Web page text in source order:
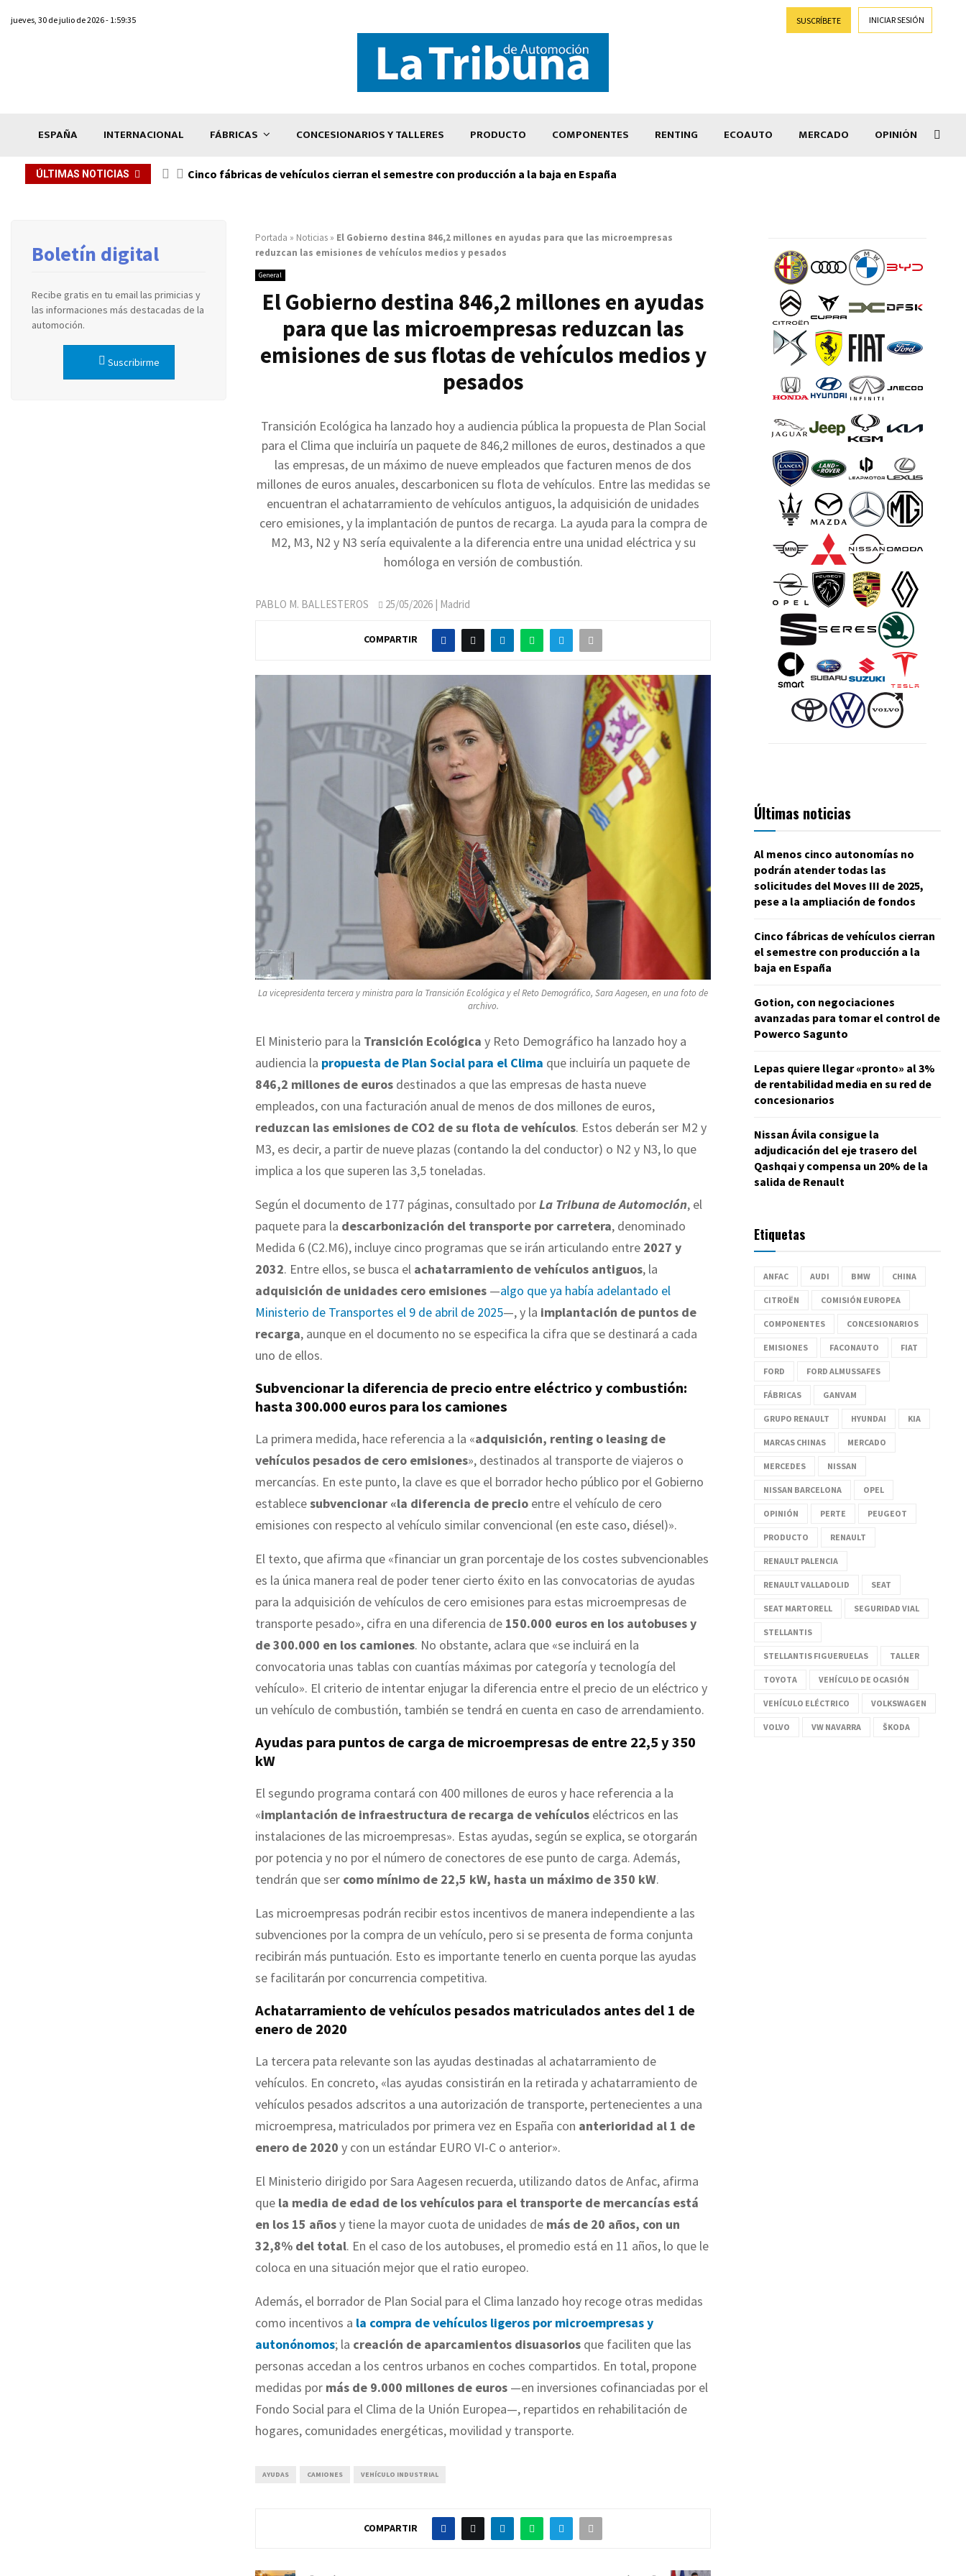
jueves, 30 de julio de 2026 - 1:59:35 SUSCRÍBETE INICIAR SESIÓN
ESPAÑA INTERNACIONAL FÁBRICAS CONCESIONARIOS Y TALLERES PRODUCTO COMPONENTES RENTING ECOAUTO MERCADO OPINIÓN
ÚLTIMAS NOTICIAS Cinco fábricas de vehículos cierran el semestre con producción a la baja en España
Portada » Noticias » El Gobierno destina 846,2 millones en ayudas para que las microempresas
reduzcan las emisiones de vehículos medios y pesados
General
El Gobierno destina 846,2 millones en ayudas
para que las microempresas reduzcan las
emisiones de sus flotas de vehículos medios y
pesados
Transición Ecológica ha lanzado hoy a audiencia pública la propuesta de Plan Social
para el Clima que incluiría un paquete de 846,2 millones de euros, destinados a que
las empresas, de un máximo de nueve empleados que facturen menos de dos
millones de euros anuales, descarbonicen su flota de vehículos. Entre las medidas se
encuentran el achatarramiento de vehículos antiguos, la adquisición de unidades
cero emisiones, y la implantación de puntos de recarga. La ayuda para la compra de
M2, M3, N2 y N3 sería equivalente a la diferencia entre una unidad eléctrica y su
homóloga en versión de combustión.
PABLO M. BALLESTEROS 25/05/2026 | Madrid
COMPARTIR
La vicepresidenta tercera y ministra para la Transición Ecológica y el Reto Demográfico, Sara Aagesen, en una foto de
archivo.
El Ministerio para la Transición Ecológica y Reto Demográfico ha lanzado hoy a
audiencia la propuesta de Plan Social para el Clima que incluiría un paquete de
846,2 millones de euros destinados a que las empresas de hasta nueve
empleados, con una facturación anual de menos de dos millones de euros,
reduzcan las emisiones de CO2 de su flota de vehículos. Estos deberán ser M2 y
M3, es decir, a partir de nueve plazas (contando la del conductor) o N2 y N3, lo que
implica a los que superen las 3,5 toneladas.
Según el documento de 177 páginas, consultado porLa Tribuna de Automoción, el
paquete para la descarbonización del transporte por carretera, denominado
Medida 6 (C2.M6), incluye cinco programas que se irán articulando entre 2027 y
2032. Entre ellos, se busca el achatarramiento de vehículos antiguos, la
adquisición de unidades cero emisiones —algo que ya había adelantado el
Ministerio de Transportes el 9 de abril de 2025—, y la implantación de puntos de
recarga, aunque en el documento no se especifica la cifra que se destinará a cada
uno de ellos.
Subvencionar la diferencia de precio entre eléctrico y combustión:
hasta 300.000 euros para los camiones
La primera medida, hace referencia a la «adquisición, renting o leasing de
vehículos pesados de cero emisiones», destinados al transporte de viajeros o
mercancías. En este punto, la clave es que el borrador hecho público por el Gobierno
establecesubvencionar «la diferencia de precio entre el vehículo de cero
emisiones con respecto al vehículo similar convencional (en este caso, diésel)».
El texto, que afirma que «financiar un gran porcentaje de los costes subvencionables
es la única manera real de poder tener cierto éxito en las convocatorias de ayudas
para la adquisición de vehículos de cero emisiones para estas microempresas de
transporte pesado», cifra en una diferencia de 150.000 euros en los autobuses y
de 300.000 en los camiones. No obstante, aclara que «se incluirá en la
convocatoria unas tablas con cuantías máximas por categoría y tecnología del
vehículo». El criterio de intentar enjugar la diferencia entre el precio de un eléctrico y
un vehículo de combustión, también se tendrá en cuenta en caso de arrendamiento.
Ayudas para puntos de carga de microempresas de entre 22,5 y 350
kW
El segundo programa contará con 400 millones de euros y hace referencia a la
«implantación de infraestructura de recarga de vehículos eléctricos en las
instalaciones de las microempresas». Estas ayudas, según se explica, se otorgarán
por potencia y no por el número de conectores de ese punto de carga. Además,
tendrán que ser como mínimo de 22,5 kW, hasta un máximo de 350 kW.
Las microempresas podrán recibir estos incentivos de manera independiente a las
subvenciones por la compra de un vehículo, pero si se presenta de forma conjunta
recibirán más puntuación. Esto es importante tenerlo en cuenta porque las ayudas
se facilitarán por concurrencia competitiva.
Achatarramiento de vehículos pesados matriculados antes del 1 de
enero de 2020
La tercera pata relevante son las ayudas destinadas al achatarramiento de
vehículos. En concreto, «las ayudas consistirán en la retirada y achatarramiento de
vehículos pesados adscritos a una autorización de transporte, pertenecientes a una
microempresa, matriculados por primera vez en España con anterioridad al 1 de
enero de 2020 y con un estándar EURO VI-C o anterior».
El Ministerio dirigido por Sara Aagesen recuerda, utilizando datos de Anfac, afirma
que la media de edad de los vehículos para el transporte de mercancías está
en los 15 añosy tiene la mayor cuota de unidades de más de 20 años, con un
32,8% del total. En el caso de los autobuses, el promedio está en 11 años, lo que le
coloca en una situación mejor que el ratio europeo.
Además, el borrador de Plan Social para el Clima lanzado hoy recoge otras medidas
como incentivos a la compra de vehículos ligeros por microempresas y
autonónomos; la creación de aparcamientos disuasorios que faciliten que las
personas accedan a los centros urbanos en coches compartidos. En total, propone
medidas por más de 9.000 millones de euros —en inversiones cofinanciadas por el
Fondo Social para el Clima de la Unión Europea—, repartidos en rehabilitación de
hogares, comunidades energéticas, movilidad y transporte.
AYUDAS CAMIONES VEHÍCULO INDUSTRIAL
COMPARTIR
Boletín digital
Recibe gratis en tu email las primicias y
las informaciones más destacadas de la
automoción.
Suscribirme
Últimas noticias
Al menos cinco autonomías no
podrán atender todas las
solicitudes del Moves III de 2025,
pese a la ampliación de fondos
Cinco fábricas de vehículos cierran
el semestre con producción a la
baja en España
Gotion, con negociaciones
avanzadas para tomar el control de
Powerco Sagunto
Lepas quiere llegar «pronto» al 3%
de rentabilidad media en su red de
concesionarios
Nissan Ávila consigue la
adjudicación del eje trasero del
Qashqai y compensa un 20% de la
salida de Renault
Etiquetas
ANFAC AUDI BMW CHINA
CITROËN COMISIÓN EUROPEA
COMPONENTES CONCESIONARIOS
EMISIONES FACONAUTO FIAT
FORD FORD ALMUSSAFES
FÁBRICAS GANVAM
GRUPO RENAULT HYUNDAI KIA
MARCAS CHINAS MERCADO
MERCEDES NISSAN
NISSAN BARCELONA OPEL
OPINIÓN PERTE PEUGEOT
PRODUCTO RENAULT
RENAULT PALENCIA
RENAULT VALLADOLID SEAT
SEAT MARTORELL SEGURIDAD VIAL
STELLANTIS
STELLANTIS FIGUERUELAS TALLER
TOYOTA VEHÍCULO DE OCASIÓN
VEHÍCULO ELÉCTRICO VOLKSWAGEN
VOLVO VW NAVARRA ŠKODA